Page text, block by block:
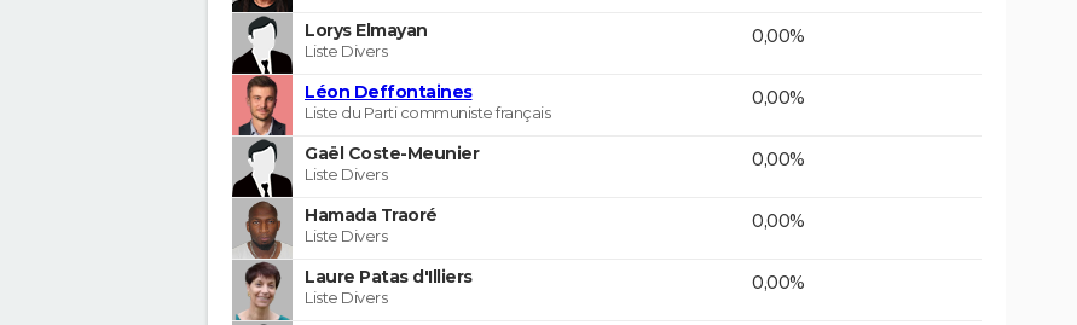
Lorys Elmayan
Liste Divers
0,00%
Léon Deffontaines
Liste du Parti communiste français
0,00%
Gaël Coste-Meunier
Liste Divers
0,00%
Hamada Traoré
Liste Divers
0,00%
Laure Patas d'Illiers
Liste Divers
0,00%